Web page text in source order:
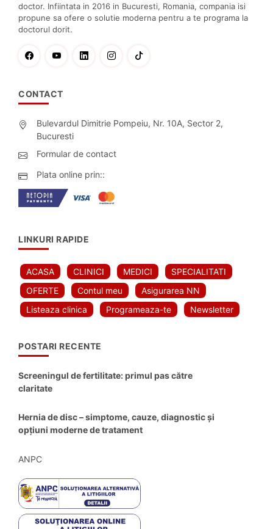
doctor. Infiintata in 2016 in Bucuresti, Romania, compania isi
propune sa ofere o solutie moderna pentru a te programa la
doctorul dorit.
CONTACT
Bulevardul Dimitrie Pompeiu, Nr. 10A, Sector 2,
Bucuresti
Formular de contact
Plata online prin::
LINKURI RAPIDE
ACASA CLINICI MEDICI
SPECIALITATI
OFERTE
Contul meu
Asigurarea NN
Listeaza clinica
Programeaza-te Newsletter
POSTARI RECENTE
Screeningul de fertilitate: primul pas către
claritate
Hernia de disc – simptome, cauze, diagnostic și
opțiuni moderne de tratament
ANPC